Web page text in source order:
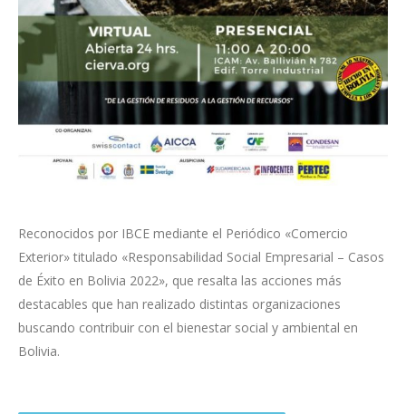
Reconocidos por IBCE mediante el Periódico «Comercio
Exterior» titulado «Responsabilidad Social Empresarial – Casos
de Éxito en Bolivia 2022», que resalta las acciones más
destacables que han realizado distintas organizaciones
buscando contribuir con el bienestar social y ambiental en
Bolivia.